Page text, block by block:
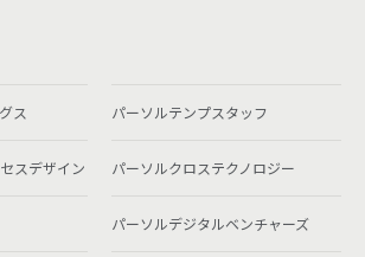
ス パーソルテンプスタッフ
スデザイン パーソルクロステクノロジー
パーソルデジタルベンチャーズ